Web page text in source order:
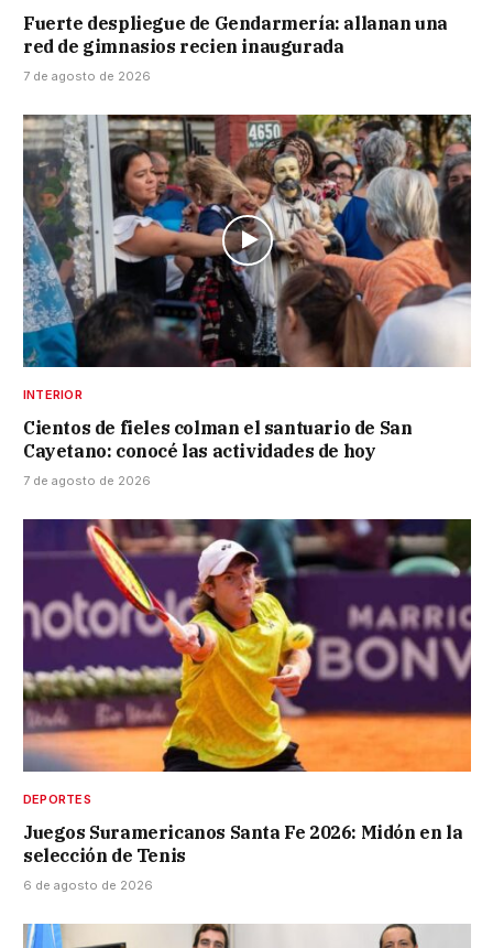
Fuerte despliegue de Gendarmería: allanan una
red de gimnasios recien inaugurada
7 de agosto de 2026
INTERIOR
Cientos de fieles colman el santuario de San
Cayetano: conocé las actividades de hoy
7 de agosto de 2026
DEPORTES
Juegos Suramericanos Santa Fe 2026: Midón en la
selección de Tenis
6 de agosto de 2026